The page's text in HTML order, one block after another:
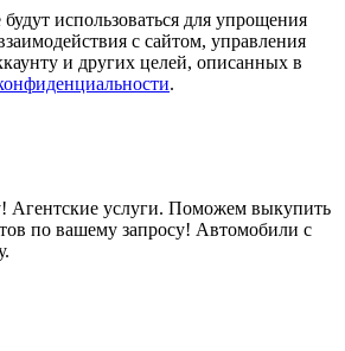
использоваться для упрощения
с сайтом, управления
и других целей, описанных в
.
Агентские услуги. Поможем выкупить
по вашему запросу! Автомобили с